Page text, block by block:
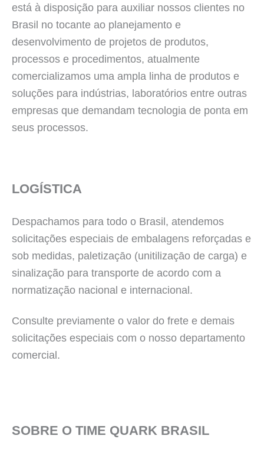
está à disposição para auxiliar nossos clientes no
Brasil no tocante ao planejamento e
desenvolvimento de projetos de produtos,
processos e procedimentos, atualmente
comercializamos uma ampla linha de produtos e
soluções para indústrias, laboratórios entre outras
empresas que demandam tecnologia de ponta em
seus processos.
LOGÍSTICA
Despachamos para todo o Brasil, atendemos
solicitações especiais de embalagens reforçadas e
sob medidas, paletizaçāo (unitilizaçāo de carga) e
sinalização para transporte de acordo com a
normatização nacional e internacional.
Consulte previamente o valor do frete e demais
solicitações especiais com o nosso departamento
comercial.
SOBRE O TIME QUARK BRASIL